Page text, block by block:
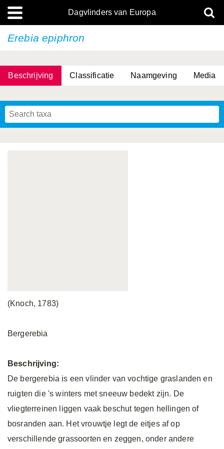
Dagvlinders van Europa
Erebia epiphron
Beschrijving Classificatie Naamgeving Media
(Knoch, 1783)
Bergerebia
Beschrijving:
De bergerebia is een vlinder van vochtige graslanden en
ruigten die 's winters met sneeuw bedekt zijn. De
vliegterreinen liggen vaak beschut tegen hellingen of
bosranden aan. Het vrouwtje legt de eitjes af op
verschillende grassoorten en zeggen, onder andere